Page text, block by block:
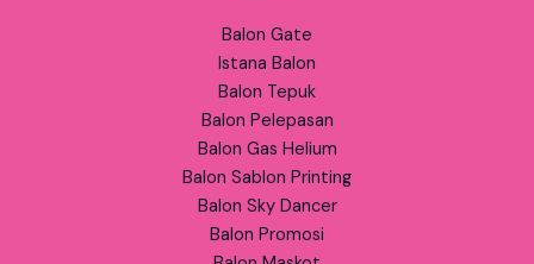
Balon Gate
Istana Balon
Balon Tepuk
Balon Pelepasan
Balon Gas Helium
Balon Sablon Printing
Balon Sky Dancer
Balon Promosi